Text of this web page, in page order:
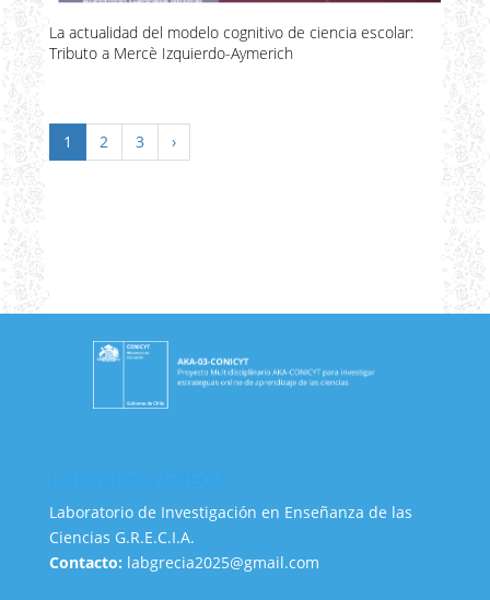
La actualidad del modelo cognitivo de ciencia escolar:
Tributo a Mercè Izquierdo-Aymerich
1 2 3 ›
Laboratorio de Investigación en Enseñanza de las
Ciencias G.R.E.C.I.A.
Contacto: labgrecia2025@gmail.com